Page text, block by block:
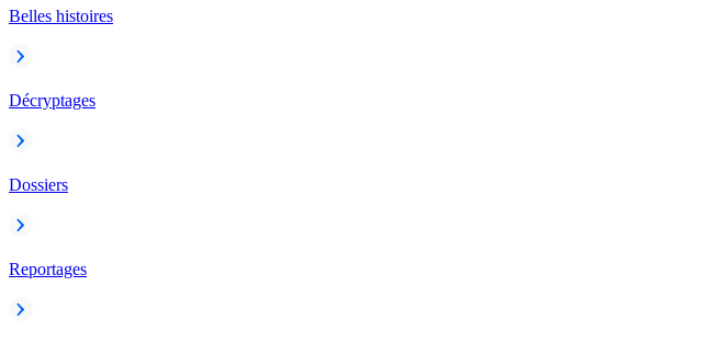
Belles histoires
Décryptages
Dossiers
Reportages